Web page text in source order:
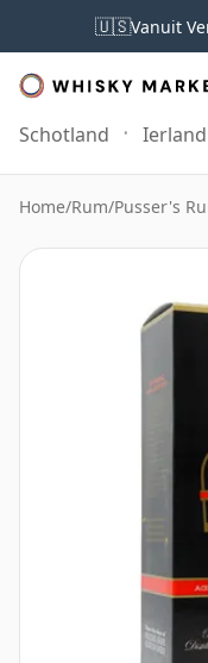
🇺🇸Vanuit
Schotland Ierland
Home/Rum/Pusser's